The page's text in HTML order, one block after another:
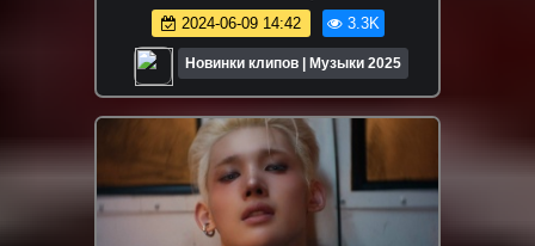
2024-06-09 14:42 3.3K
Новинки клипов | Музыки 2025